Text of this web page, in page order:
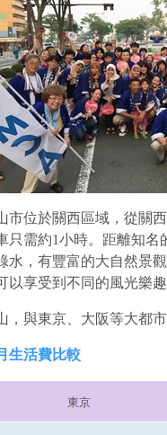
市位於關西區域，從關
只需約1小時。距離知名
水，有豐富的大自然景
以享受到不同的風光樂趣
，與東京、大阪等大都
生活費比較
東京